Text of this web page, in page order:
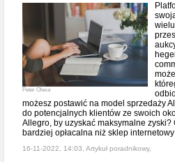
Peter Olexa
możesz postawić na model sprzedaży
do potencjalnych klientów ze swoich
Allegro, by uzyskać maksymalne zyski?
bardziej opłacalna niż sklep
16-11-2022, 14:03, Artykuł poradnikowy,